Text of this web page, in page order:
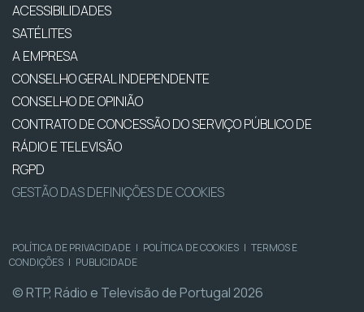
ACESSIBILIDADES
SATÉLITES
A EMPRESA
CONSELHO GERAL INDEPENDENTE
CONSELHO DE OPINIÃO
CONTRATO DE CONCESSÃO DO SERVIÇO PÚBLICO DE
RÁDIO E TELEVISÃO
RGPD
GESTÃO DAS DEFINIÇÕES DE COOKIES
POLÍTICA DE PRIVACIDADE | POLÍTICA DE COOKIES | TERMOS E
CONDIÇÕES | PUBLICIDADE
© RTP, Rádio e Televisão de Portugal 2026